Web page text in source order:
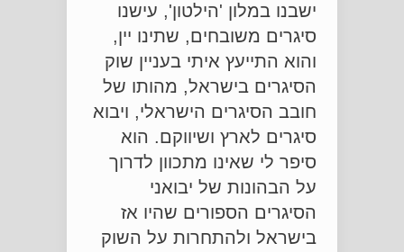
ישבנו במלון 'הילטון', עישנו
סיגרים משובחים, שתינו יין,
והוא התייעץ איתי בעניין שוק
הסיגרים בישראל, מהותו של
חובב הסיגרים הישראלי, ויבוא
סיגרים לארץ ושיווקם. הוא
סיפר לי שאינו מתכוון לדרוך
על הבהונות של יבואני
הסיגרים הספורים שהיו אז
בישראל ולהתחרות על השוק